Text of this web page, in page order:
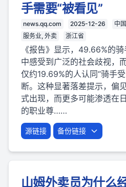
手需要“被看见”
news.qq.com 2025-12-26 中
服务业, 外卖
浙江省
《报告》显示，49.66%的
中感受到广泛的社会歧视，
仅约19.69%的人认同“骑手
断。这种显著落差提示，偏
式出现，而更多可能渗透在
的职业尊……
源链接 备份链接
山姆外卖员为什么